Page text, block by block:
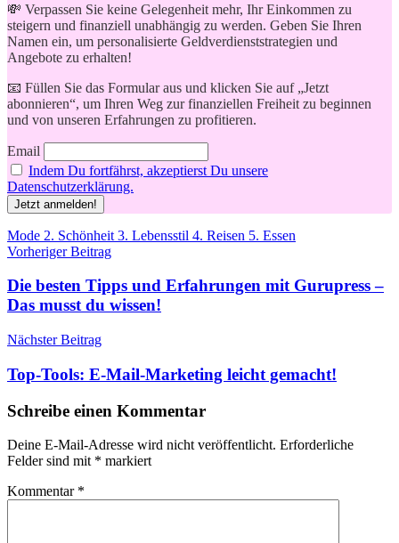
💸 Verpassen Sie keine Gelegenheit mehr, Ihr Einkommen zu
steigern und finanziell unabhängig zu werden. Geben Sie Ihren
Namen ein, um personalisierte Geldverdienststrategien und
Angebote zu erhalten!
📧 Füllen Sie das Formular aus und klicken Sie auf „Jetzt
abonnieren“, um Ihren Weg zur finanziellen Freiheit zu beginnen
und von unseren Erfahrungen zu profitieren.
Email
Indem Du fortfährst, akzeptierst Du unsere
Datenschutzerklärung.
Schlagwörter
Mode 2. Schönheit 3. Lebensstil 4. Reisen 5. Essen
Beitragsnavigation
Vorheriger Beitrag
Die besten Tipps und Erfahrungen mit Gurupress –
Das musst du wissen!
Nächster Beitrag
Top-Tools: E-Mail-Marketing leicht gemacht!
Schreibe einen Kommentar
Deine E-Mail-Adresse wird nicht veröffentlicht. Erforderliche
Felder sind mit * markiert
Kommentar *